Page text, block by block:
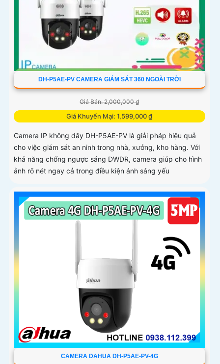
DH-P5AE-PV CAMERA GIÁM SÁT 360 NGOÀI TRỜI
Giá Bán: 2,000,000 ₫
Giá Khuyến Mại: 1,599,000 ₫
Camera IP không dây DH-P5AE-PV là giải pháp hiệu quả
cho việc giám sát an ninh trong nhà, xưởng, kho hàng. Với
khả năng chống ngược sáng DWDR, camera giúp cho hình
ảnh rõ nét ngay cả trong điều kiện ánh sáng yếu
CAMERA DAHUA DH-P5AE-PV-4G